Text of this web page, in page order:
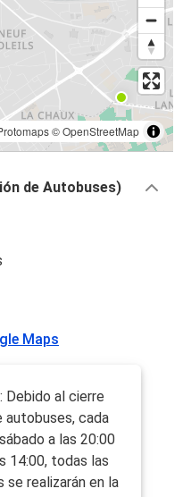
©OpenStreetMap
de Autobuses)
Maps
Debido al cierre
autobuses, cada
a las 20:00
14:00, todas las
se realizarán en la